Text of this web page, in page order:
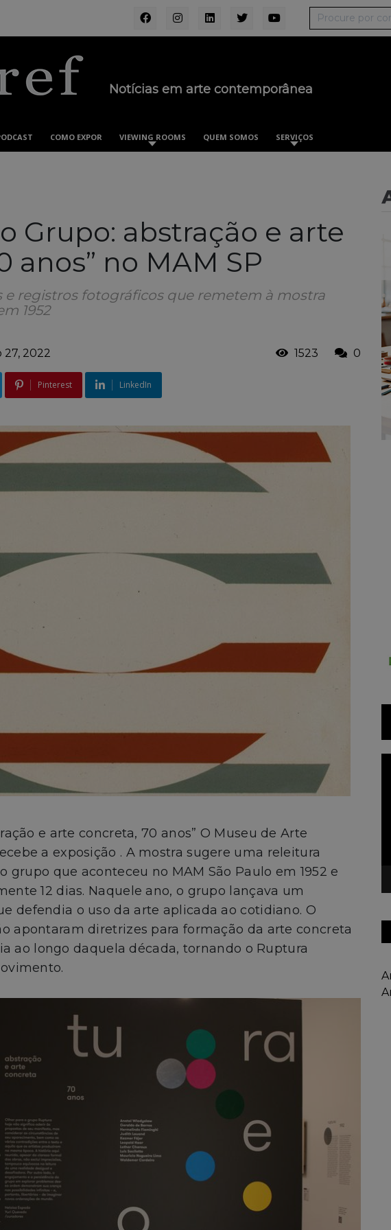
Notícias em arte contemporânea
COMO EXPOR VIEWING ROOMS QUEM SOMOS SERVIÇOS
Grupo: abstração e arte
anos” no MAM SP
e registros fotográficos que remetem à mostra
1952
2022 1523 0
Pinterest LinkedIn
e arte concreta, 70 anos” O Museu de Arte
a exposição . A mostra sugere uma releitura
grupo que aconteceu no MAM São Paulo em 1952 e
12 dias. Naquele ano, o grupo lançava um
defendia o uso da arte aplicada ao cotidiano. O
apontaram diretrizes para formação da arte concreta
ao longo daquela década, tornando o Ruptura